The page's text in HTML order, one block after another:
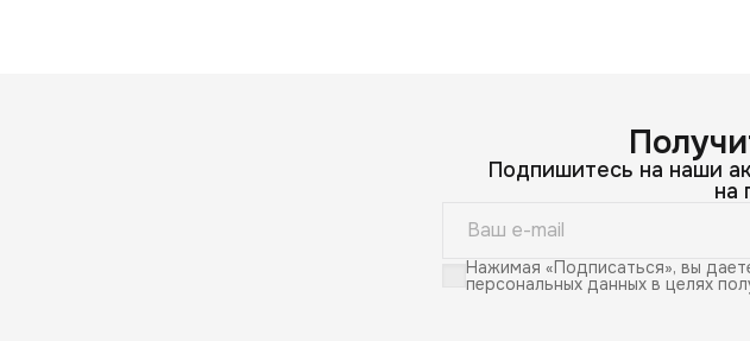
Подпишитесь на наши
на
Нажимая «Подписаться», вы
персональных данных в целях